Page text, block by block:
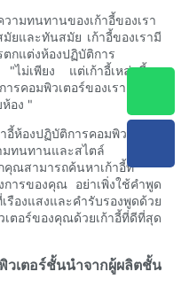
ามทนทานของเก้าอี้ของเรา
ยและทันสมัย เก้าอี้ของเรามี
ตกแต่งห้องปฏิบัติการ
ไม่เพียง แต่เก้าอี้เหล่านี้จะ
คอมพิวเตอร์ของเรา การ
อง "
ห้องปฏิบัติการคอมพิวเตอร์ที่
ามทนทานและสไตล์ ด้วย
คุณสามารถค้นหาเก้าอี้ที่
การของคุณ อย่าเพิ่งใช้คำพูด
งแสงและคำรับรองพูดด้วย
ตอร์ของคุณด้วยเก้าอี้ที่ดีที่สุด
เตอร์ชั้นนำจากผู้ผลิตชั้น